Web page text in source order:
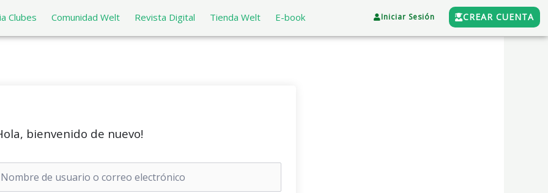
Clubes Comunidad Welt Revista Digital Tienda Welt E-book Iniciar Sesión CREAR CUENTA
bienvenido de nuevo!